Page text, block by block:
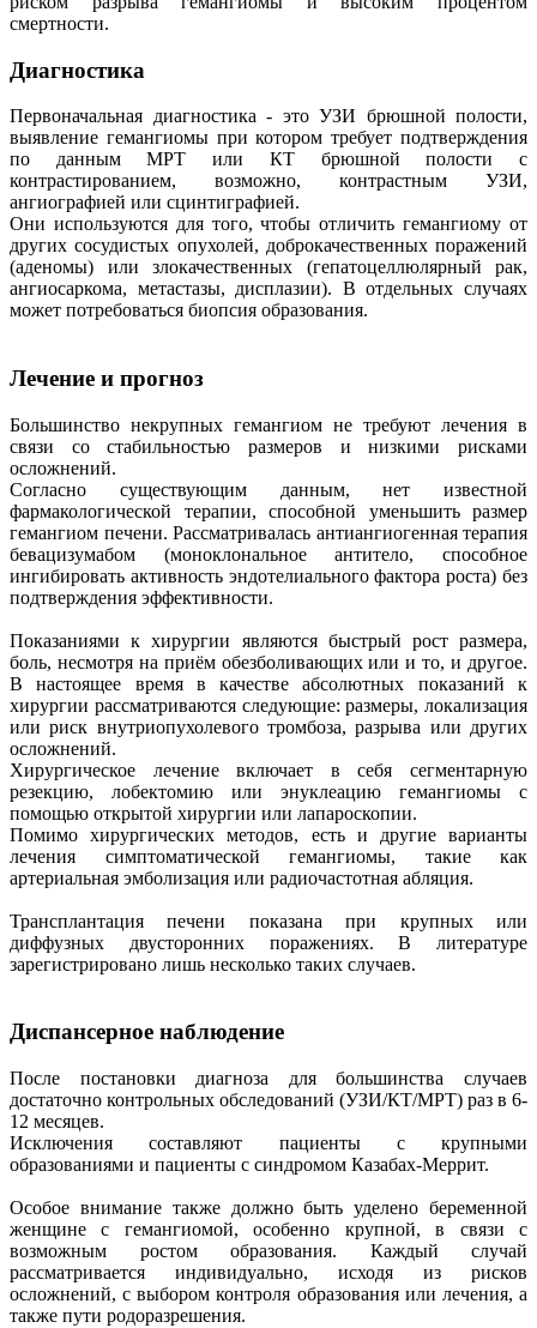
смертности.
Диагностика
Первоначальная диагностика - это УЗИ брюшной полости,
выявление гемангиомы при котором требует подтверждения
по данным МРТ или КТ брюшной полости с
контрастированием, возможно, контрастным УЗИ,
ангиографией или сцинтиграфией.
Они используются для того, чтобы отличить гемангиому от
других сосудистых опухолей, доброкачественных поражений
(аденомы) или злокачественных (гепатоцеллюлярный рак,
ангиосаркома, метастазы, дисплазии). В отдельных случаях
может потребоваться биопсия образования.
Лечение и прогноз
Большинство некрупных гемангиом не требуют лечения в
связи со стабильностью размеров и низкими рисками
осложнений.
Согласно существующим данным, нет известной
фармакологической терапии, способной уменьшить размер
гемангиом печени. Рассматривалась антиангиогенная терапия
бевацизумабом (моноклональное антитело, способное
ингибировать активность эндотелиального фактора роста) без
подтверждения эффективности.
Показаниями к хирургии являются быстрый рост размера,
боль, несмотря на приём обезболивающих или и то, и другое.
В настоящее время в качестве абсолютных показаний к
хирургии рассматриваются следующие: размеры, локализация
или риск внутриопухолевого тромбоза, разрыва или других
осложнений.
Хирургическое лечение включает в себя сегментарную
резекцию, лобектомию или энуклеацию гемангиомы с
помощью открытой хирургии или лапароскопии.
Помимо хирургических методов, есть и другие варианты
лечения симптоматической гемангиомы, такие как
артериальная эмболизация или радиочастотная абляция.
Трансплантация печени показана при крупных или
диффузных двусторонних поражениях. В литературе
зарегистрировано лишь несколько таких случаев.
Диспансерное наблюдение
После постановки диагноза для большинства случаев
достаточно контрольных обследований (УЗИ/КТ/МРТ) раз в 6-
12 месяцев.
Исключения составляют пациенты с крупными
образованиями и пациенты с синдромом Казабах-Меррит.
Особое внимание также должно быть уделено беременной
женщине с гемангиомой, особенно крупной, в связи с
возможным ростом образования. Каждый случай
рассматривается индивидуально, исходя из рисков
осложнений, с выбором контроля образования или лечения, а
также пути родоразрешения.